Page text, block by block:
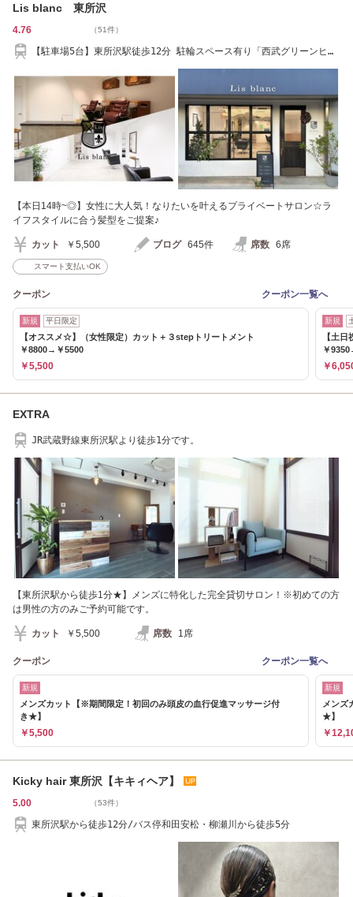
Lis blanc 東所沢
4.76 （51件）
【駐車場5台】東所沢駅徒歩12分 駐輪スペース有り「西武グリーンヒ
【本日14時~◎】女性に大人気！なりたいを叶えるプライベートサロン☆ラ
イフスタイルに合う髪型をご提案♪
カット ￥5,500 ブログ 645件 席数 6席
スマート支払いOK
クーポン クーポン一覧へ
新規 平日限定
【オススメ☆】（女性限定）カット＋３stepトリートメント
￥8800→￥5500
￥5,500
新規
【土
￥
￥
EXTRA
JR武蔵野線東所沢駅より徒歩1分です。
【東所沢駅から徒歩1分★】メンズに特化した完全貸切サロン！※初めての方
は男性の方のみご予約可能です。
カット ￥5,500 席数 1席
クーポン クーポン一覧へ
新規
メンズカット【※期間限定！初回のみ頭皮の血行促進マッサージ付
き★】
￥5,500
新規
メンズ
★】
￥
Kicky hair 東所沢【キキィヘア】
5.00 （53件）
東所沢駅から徒歩12分/バス停和田安松・柳瀬川から徒歩5分